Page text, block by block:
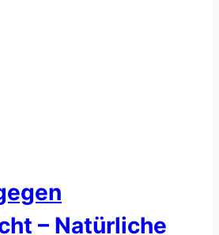
– Natürliche